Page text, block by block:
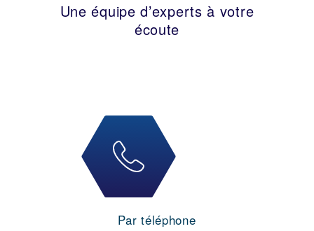
Une équipe d’experts à votre
écoute
Par téléphone